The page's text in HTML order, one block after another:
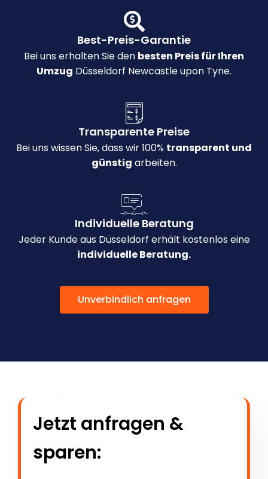
Best-Preis-Garantie
Bei uns erhalten Sie den besten Preis für Ihren
Umzug Düsseldorf Newcastle upon Tyne.
Transparente Preise
Bei uns wissen Sie, dass wir 100% transparent und
günstig arbeiten.
Individuelle Beratung
Jeder Kunde aus Düsseldorf erhält kostenlos eine
individuelle Beratung.
Unverbindlich anfragen
Jetzt anfragen &
sparen: